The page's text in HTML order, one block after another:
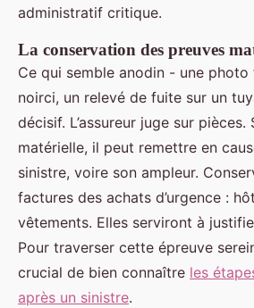
administratif critique.
La conservation des preuves
Ce qui semble anodin - une photo
noirci, un relevé de fuite sur un
décisif. L’assureur juge sur pièces.
matérielle, il peut remettre en
sinistre, voire son ampleur.
factures des achats d’urgence :
vêtements. Elles serviront à
Pour traverser cette épreuve
crucial de bien connaître les
après un sinistre.